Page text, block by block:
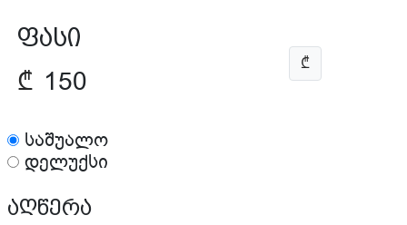
ფასი
₾ 150
₾
საშუალო
დელუქსი
აღწერა